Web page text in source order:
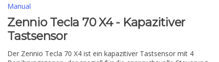
Manual
Zennio Tecla 70 X4 - Kapazitiver
Tastsensor
Der Zennio Tecla 70 X4 ist ein kapazitiver Tastsensor mit 4